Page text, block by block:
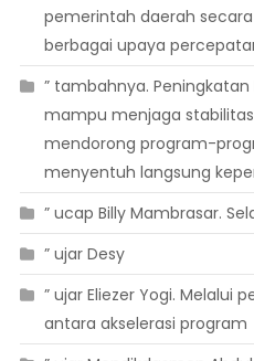
pemerintah daerah
berbagai upaya
” tambahnya.
mampu menjaga
mendorong program-
menyentuh langsung
” ucap Billy Mambrasar.
” ujar Desy
” ujar Eliezer Yogi. Melalui
antara akselerasi program